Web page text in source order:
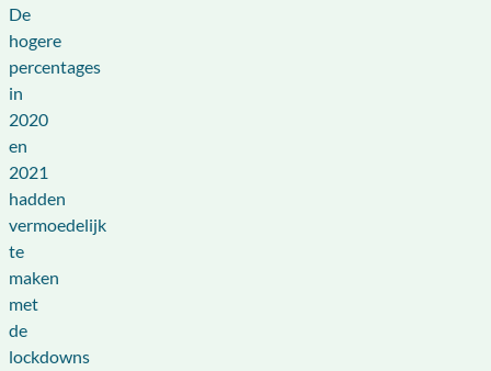
De
hogere
percentages
in
2020
en
2021
hadden
vermoedelijk
te
maken
met
de
lockdowns